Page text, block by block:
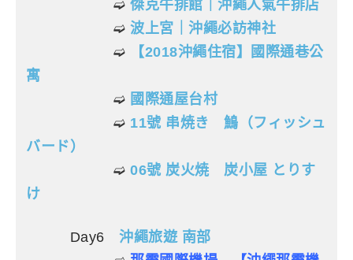
➫ 傑克牛排館｜沖繩人氣牛排店
➫ 波上宮｜沖繩必訪神社
➫
【2018沖繩住宿】國際通巷公
寓
➫ 國際通屋台村
➫ 11號 串焼き 鷠（フィッシュ
バード）
➫ 06號 炭火焼 炭小屋 とりす
け
Day6 沖繩旅遊 南部